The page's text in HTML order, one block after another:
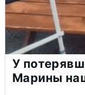
У
Марины